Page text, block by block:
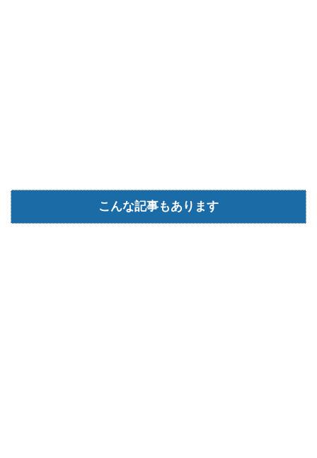
こんな記事もあります